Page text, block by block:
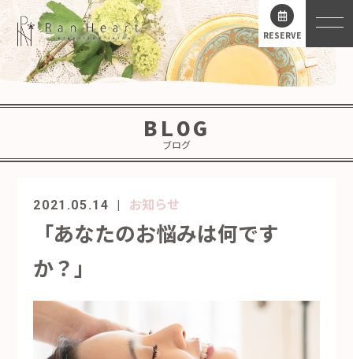
RESERVE
BLOG
ブログ
2021.05.14 お知らせ
「あなたのお悩みは何です
か？」